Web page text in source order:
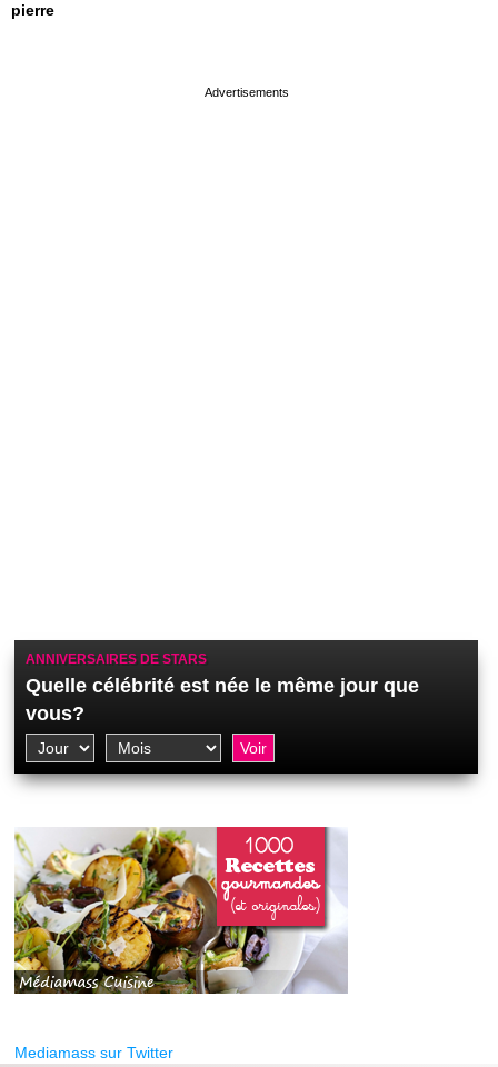
pierre
ANNIVERSAIRES DE STARS
Quelle célébrité est née le même jour que
vous?
Mediamass sur Twitter